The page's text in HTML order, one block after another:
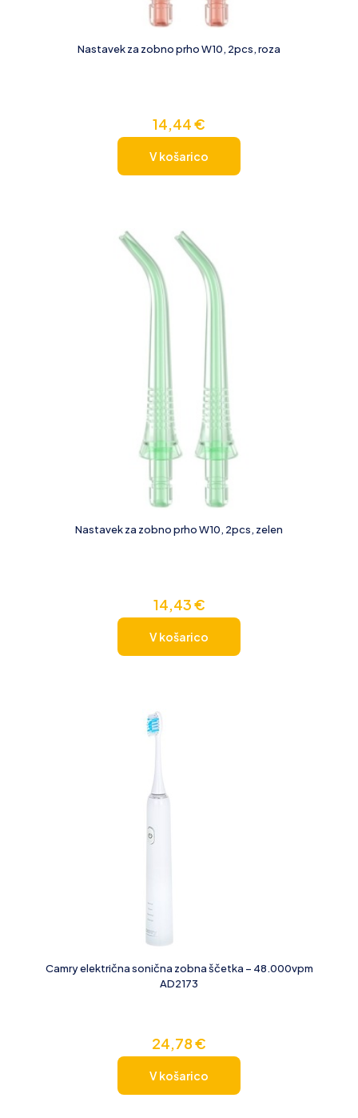
Nastavek za zobno prho W10, 2pcs, roza
14,44€
V košarico
Nastavek za zobno prho W10, 2pcs, zelen
14,43€
V košarico
Camry električna sonična zobna ščetka – 48.000vpm
AD2173
24,78€
V košarico